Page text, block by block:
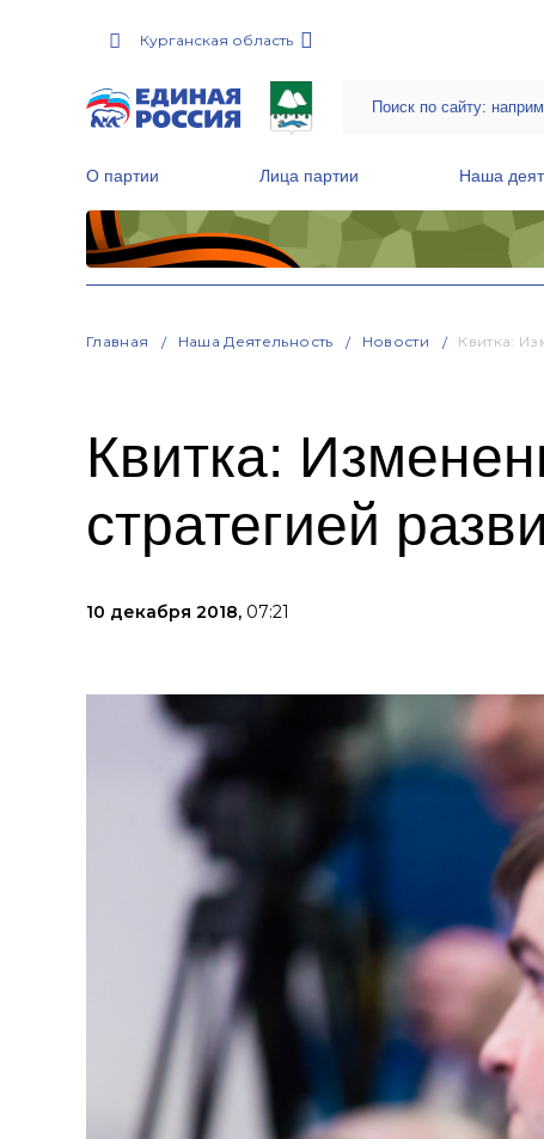
Курганская область
О партии Лица партии Наша
Главная Наша Деятельность Новости Квитка:
Квитка:
стратегией
10 декабря 2018, 07:21